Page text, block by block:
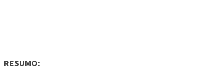
RESUMO: